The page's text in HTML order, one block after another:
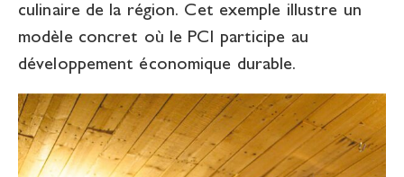
culinaire de la région. Cet exemple illustre un
modèle concret où le PCI participe au
développement économique durable.